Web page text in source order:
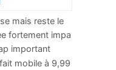
mais reste le
...
fortement impa
important
...
mobile à 9,99